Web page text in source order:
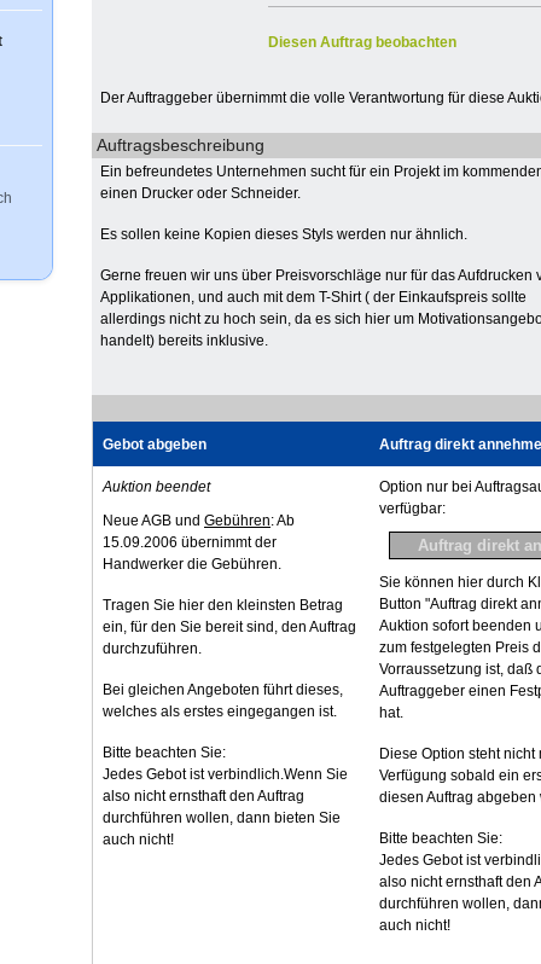
Diesen Auftrag beobachten
Der Auftraggeber übernimmt die volle Verantwortung für diese
Auftragsbeschreibung
Ein befreundetes Unternehmen sucht für ein Projekt im
einen Drucker oder Schneider.
Es sollen keine Kopien dieses Styls werden nur ähnlich.
Gerne freuen wir uns über Preisvorschläge nur für das Aufdrucken
Applikationen, und auch mit dem T-Shirt ( der Einkaufspreis sollte
allerdings nicht zu hoch sein, da es sich hier um
handelt) bereits inklusive.
Gebot abgeben Auftrag direkt
Auktion beendet
Neue AGB und Gebühren: Ab
15.09.2006 übernimmt der
Handwerker die Gebühren.
Tragen Sie hier den kleinsten Betrag
ein, für den Sie bereit sind, den Auftrag
durchzuführen.
Bei gleichen Angeboten führt dieses,
welches als erstes eingegangen ist.
Bitte beachten Sie:
Jedes Gebot ist verbindlich.Wenn Sie
also nicht ernsthaft den Auftrag
durchführen wollen, dann bieten Sie
auch nicht!
Option nur bei
verfügbar:
Sie können hier durch
Button "Auftrag direkt
Auktion sofort beenden
zum festgelegten Preis
Vorraussetzung ist, daß
Auftraggeber einen
hat.
Diese Option steht nicht
Verfügung sobald ein
diesen Auftrag abgeben
Bitte beachten Sie:
Jedes Gebot ist
also nicht ernsthaft den
durchführen wollen,
auch nicht!